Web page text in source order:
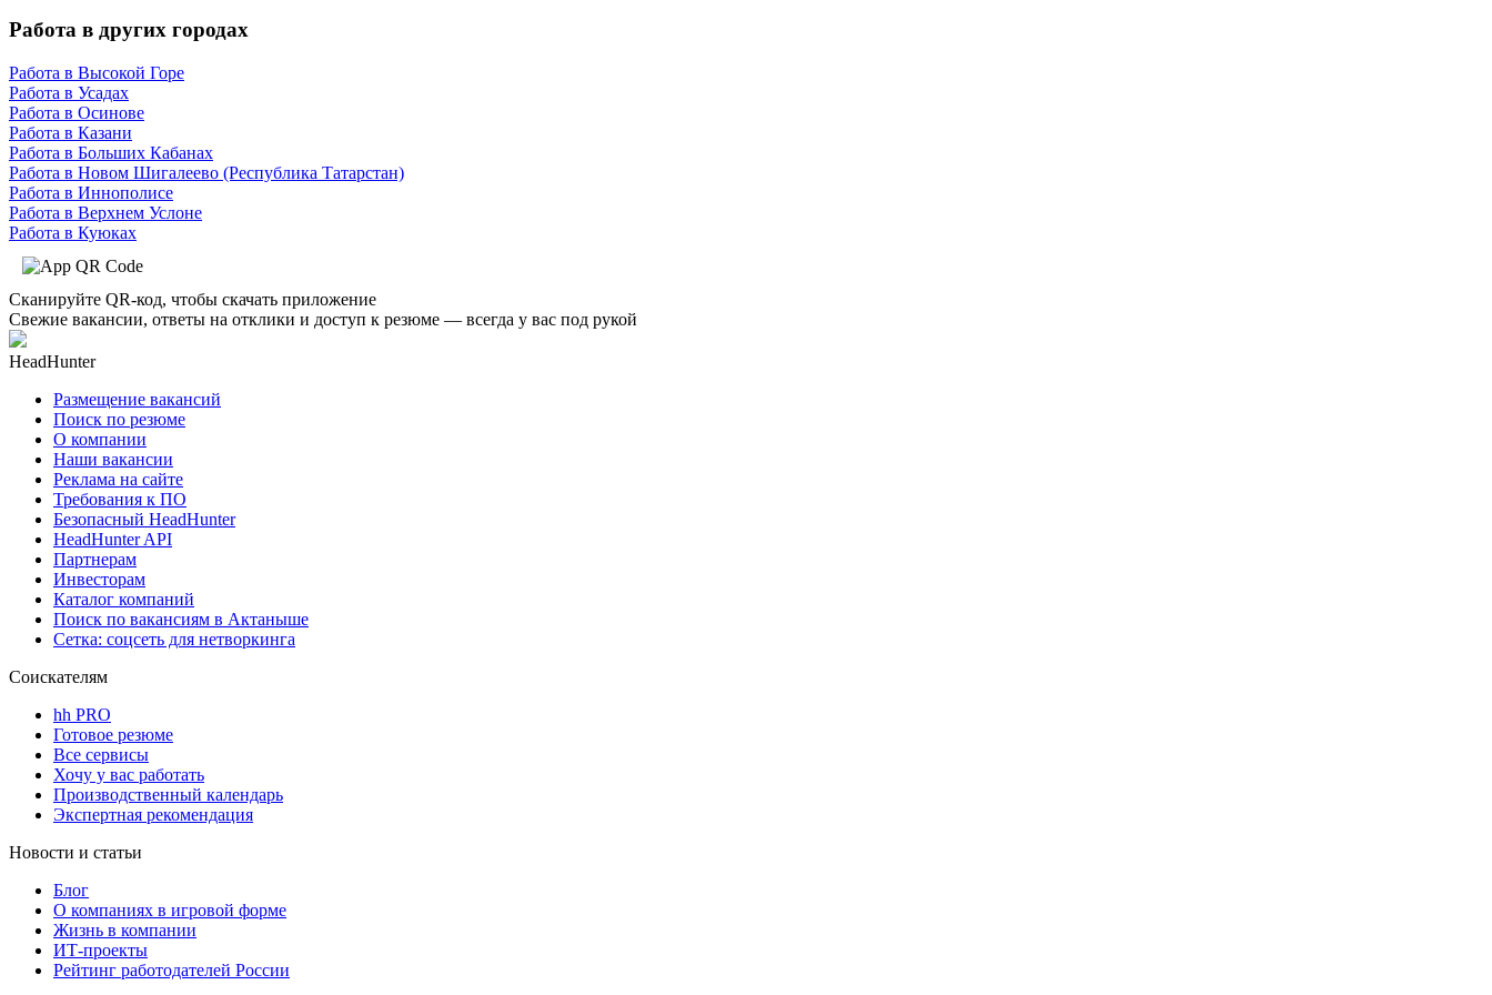
Работа в других городах
Работа в Высокой Горе
Работа в Усадах
Работа в Осинове
Работа в Казани
Работа в Больших Кабанах
Работа в Новом Шигалеево (Республика Татарстан)
Работа в Иннополисе
Работа в Верхнем Услоне
Работа в Куюках
Сканируйте QR-код, чтобы скачать приложение
Свежие вакансии, ответы на отклики и доступ к резюме — всегда у вас под рукой
HeadHunter
Размещение вакансий
Поиск по резюме
О компании
Наши вакансии
Реклама на сайте
Требования к ПО
Безопасный HeadHunter
HeadHunter API
Партнерам
Инвесторам
Каталог компаний
Поиск по вакансиям в Актаныше
Сетка: соцсеть для нетворкинга
Соискателям
hh PRO
Готовое резюме
Все сервисы
Хочу у вас работать
Производственный календарь
Экспертная рекомендация
Новости и статьи
Блог
О компаниях в игровой форме
Жизнь в компании
ИТ-проекты
Рейтинг работодателей России